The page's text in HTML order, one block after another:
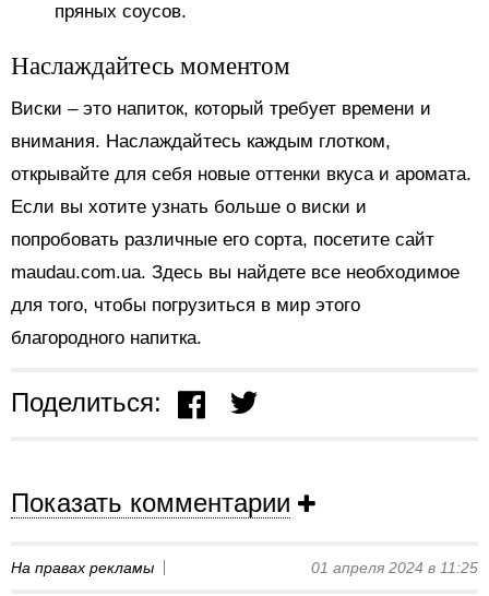
пряных соусов.
Наслаждайтесь моментом
Виски – это напиток, который требует времени и
внимания. Наслаждайтесь каждым глотком,
открывайте для себя новые оттенки вкуса и аромата.
Если вы хотите узнать больше о виски и
попробовать различные его сорта, посетите сайт
maudau.com.ua. Здесь вы найдете все необходимое
для того, чтобы погрузиться в мир этого
благородного напитка.
Поделиться:
Показать комментарии
На правах рекламы 01 апреля 2024 в 11:25